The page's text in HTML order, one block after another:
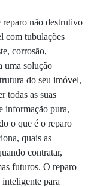
não destrutivo
com tubulações
corrosão,
uma solução
do seu imóvel,
todas as suas
informação pura,
o que é o reparo
quais as
contratar,
futuros. O reparo
para